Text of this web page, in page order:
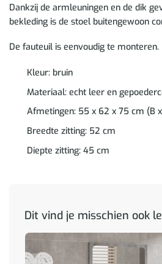
Dankzij de armleuningen en de dik
bekleding is de stoel buitengewoon
De fauteuil is eenvoudig te monteren.
Kleur: bruin
Materiaal: echt leer en
Afmetingen: 55 x 62 x 75 cm (B
Breedte zitting: 52 cm
Diepte zitting: 45 cm
Dit vind je misschien ook